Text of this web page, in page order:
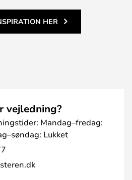
HER
vejledning?
Mandag–fredag:
Lukket